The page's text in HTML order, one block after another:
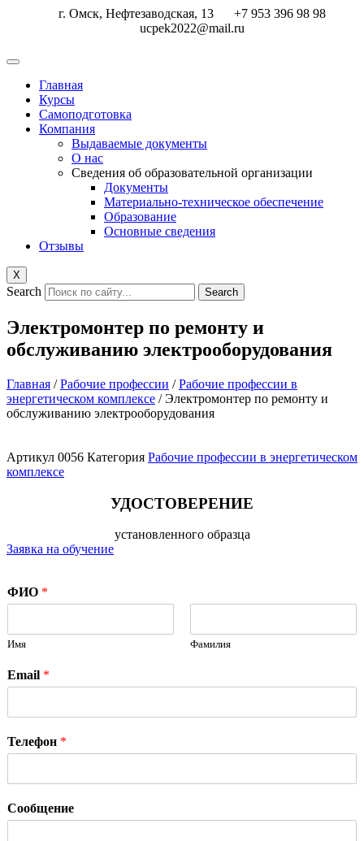
г. Омск, Нефтезаводская, 13
+7 953 396 98 98
ucpek2022@mail.ru
Главная
Курсы
Самоподготовка
Компания
Выдаваемые документы
О нас
Сведения об образовательной организации
Документы
Материально-техническое обеспечение
Образование
Основные сведения
Отзывы
X
Search Search
Электромонтер по ремонту и
обслуживанию электрооборудования
Главная /Рабочие профессии /Рабочие профессии в
энергетическом комплексе / Электромонтер по ремонту и
обслуживанию электрооборудования
Артикул 0056 Категория Рабочие профессии в энергетическом
комплексе
УДОСТОВЕРЕНИЕ
установленного образца
Заявка на обучение
ФИО *
Имя Фамилия
Email *
Телефон *
Сообщение